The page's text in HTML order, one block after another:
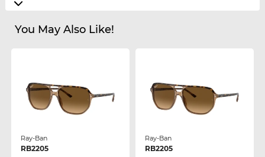
You May Also Like!
Ray-Ban
RB2205
Ray-Ban
RB2205